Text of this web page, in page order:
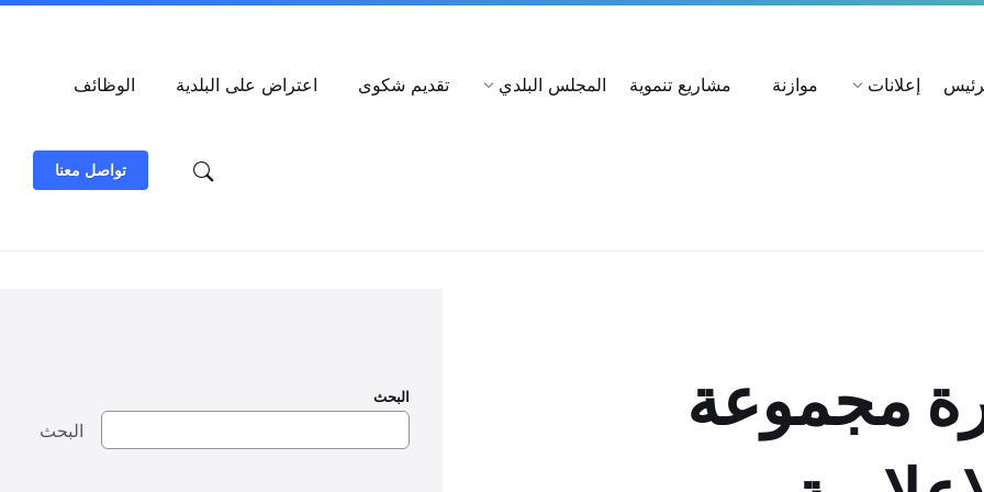
إعلانات موازنة مشاريع تنموية المجلس البلدي تقديم شكوى اعتراض على البلدية
الوظائف
تواصل معنا
مجموعة
البحث
البحث